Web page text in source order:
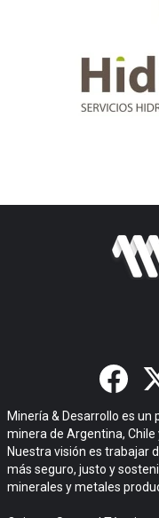
Minería & Desarrollo es
minera de Argentina, Chile
Nuestra visión es trabajar
más seguro, justo y
minerales y metales